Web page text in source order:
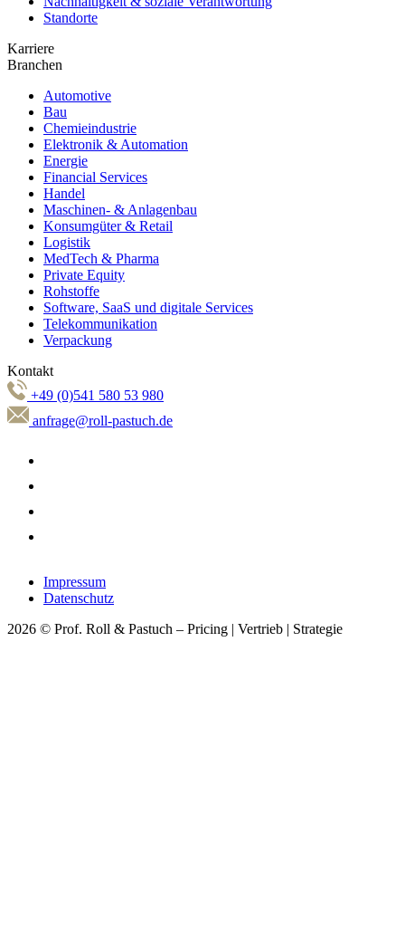
Standorte
Karriere
Branchen
Automotive
Bau
Chemieindustrie
Elektronik & Automation
Energie
Financial Services
Handel
Maschinen- & Anlagenbau
Konsumgüter & Retail
Logistik
MedTech & Pharma
Private Equity
Rohstoffe
Software, SaaS und digitale Services
Telekommunikation
Verpackung
Kontakt
+49 (0)541 580 53 980
anfrage@roll-pastuch.de
Impressum
Datenschutz
2026 © Prof. Roll & Pastuch – Pricing | Vertrieb | Strategie